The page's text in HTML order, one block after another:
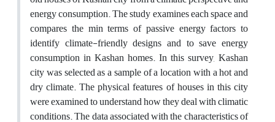
energy consumption. The study examines each space and
compares the min terms of passive energy factors to
identify climate-friendly designs and to save energy
consumption in Kashan homes. In this survey, Kashan
city was selected as a sample of a location with a hot and
dry climate. The physical features of houses in this city
were examined to understand how they deal with climatic
conditions. The data associated with the characteristics of